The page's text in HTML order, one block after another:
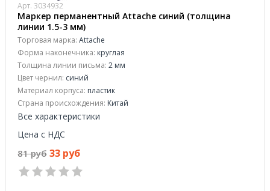
Арт. 3034932
Маркер перманентный Attache синий (толщина
линии 1.5-3 мм)
Торговая марка: Attache
Форма наконечника: круглая
Толщина линии письма: 2 мм
Цвет чернил: синий
Материал корпуса: пластик
Страна происхождения: Китай
Все характеристики
Цена с НДС
81 руб 33 руб